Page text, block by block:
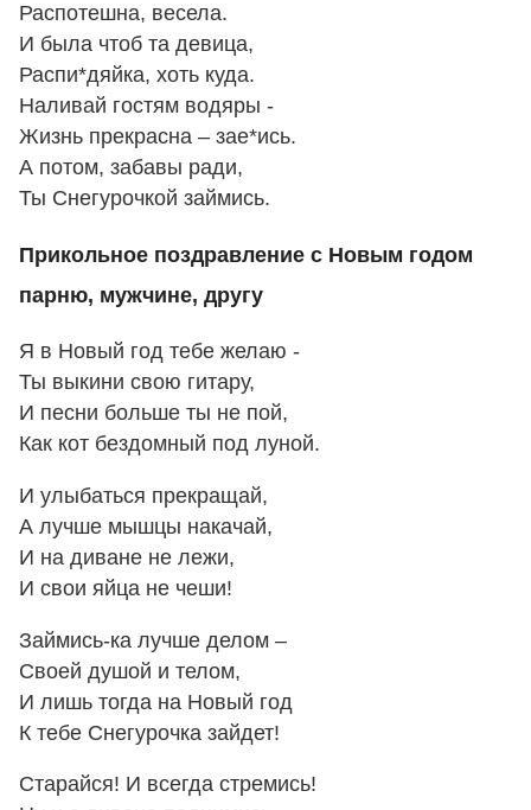
Распотешна, весела.
И была чтоб та девица,
Распи*дяйка, хоть куда.
Наливай гостям водяры -
Жизнь прекрасна – зае*ись.
А потом, забавы ради,
Ты Снегурочкой займись.
Прикольное поздравление с Новым годом
парню, мужчине, другу
Я в Новый год тебе желаю -
Ты выкини свою гитару,
И песни больше ты не пой,
Как кот бездомный под луной.
И улыбаться прекращай,
А лучше мышцы накачай,
И на диване не лежи,
И свои яйца не чеши!
Займись-ка лучше делом –
Своей душой и телом,
И лишь тогда на Новый год
К тебе Снегурочка зайдет!
Старайся! И всегда стремись!